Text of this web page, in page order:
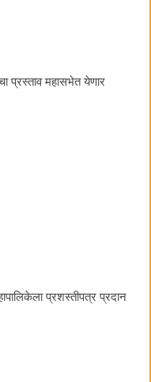
प्रस्ताव महासभेत येणार
प्रशस्तीपत्र प्रदान